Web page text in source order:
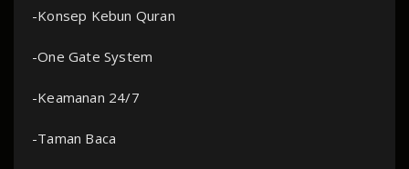
-Konsep Kebun Quran
-One Gate System
-Keamanan 24/7
-Taman Baca